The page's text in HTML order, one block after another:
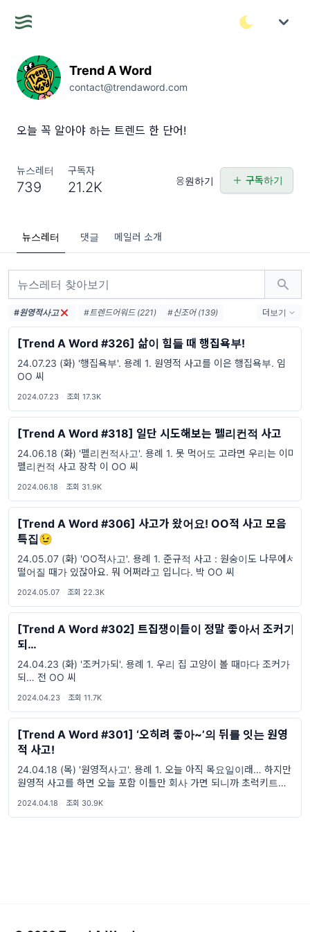
Trend A Word
contact@trendaword.com
오늘 꼭 알아야 하는 트렌드 한 단어!
뉴스레터
739
구독자
21.2K 응원하기 구독하기
뉴스레터 댓글 메일러 소개
#원영적사고 #트렌드어워드 (221)
#신조어 (139)
#trendaword (117)
#유행어 (57)
#휴재 (29)
#트렌드어워드뉴스레터 (27)
#요즘밈 (27)
#트렌드어워드레터 (27)
#밈추천 (22)
#하루휴재 (18)
더보기
[Trend A Word #326] 삶이 힘들 때 행집욕부!
24.07.23 (화) '행집욕부'. 용례 1. 원영적 사고를 이은 행집욕부. 임
OO 씨
2024.07.23 · 조회 17.3K
[Trend A Word #318] 일단 시도해보는 펠리컨적 사고
24.06.18 (화) '펠리컨적사고'. 용례 1. 못 먹어도 고라면 우리는 이미
펠리컨적 사고 장착 이 OO 씨
2024.06.18 · 조회 31.9K
[Trend A Word #306] 사고가 왔어요! OO적 사고 모음
특집😉
24.05.07 (화) 'OO적사고'. 용례 1. 준규적 사고 : 원숭이도 나무에서
떨어질 때가 있잖아요. 뭐 어쩌라고 입니다. 박 OO 씨
2024.05.07 · 조회 22.3K
[Trend A Word #302] 트집쟁이들이 정말 좋아서 조커가
되…
24.04.23 (화) '조커가되'. 용례 1. 우리 집 고양이 볼 때마다 조커가
되… 전 OO 씨
2024.04.23 · 조회 11.7K
[Trend A Word #301] ‘오히려 좋아~’의 뒤를 잇는 원영
적 사고!
24.04.18 (목) '원영적사고'. 용례 1. 오늘 아직 목요일이래… 하지만
원영적 사고를 하면 오늘 포함 이틀만 회사 가면 되니까 초럭키트집
공
2024.04.18 · 조회 30.9K